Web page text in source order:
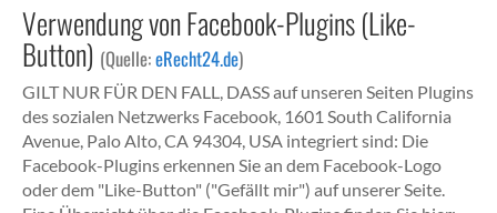
Verwendung von Facebook-Plugins (Like-
Button) (Quelle:eRecht24.de)
GILT NUR FÜR DEN FALL, DASS auf unseren Seiten Plugins
des sozialen Netzwerks Facebook, 1601 South California
Avenue, Palo Alto, CA 94304, USA integriert sind: Die
Facebook-Plugins erkennen Sie an dem Facebook-Logo
oder dem "Like-Button" ("Gefällt mir") auf unserer Seite.